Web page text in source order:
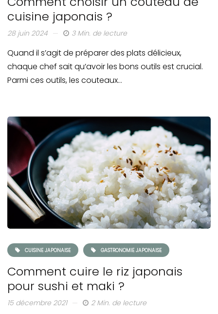
cuisine japonais ?
28 juin 2024 3 Min. de lecture
Quand il s’agit de préparer des plats délicieux,
chaque chef sait qu’avoir les bons outils est crucial.
Parmi ces outils, les couteaux…
CUISINE JAPONAISE GASTRONOMIE JAPONAISE
Comment cuire le riz japonais
pour sushi et maki ?
15 décembre 2021 2 Min. de lecture